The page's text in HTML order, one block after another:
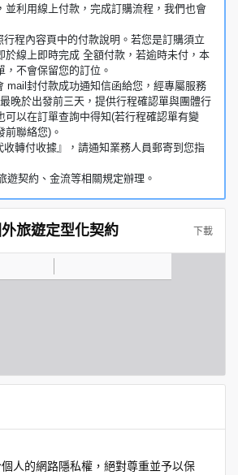
並利用線上付款，完成訂購流程，我們也會
程內容頁中的付款說明。若您是訂購須立
於線上即時完成 全額付款，若逾時未付，本
不會保留您的訂位。
mail封付款成功通知信函給您，經專屬服務
晚於出發前三天，提供行程確認單與團體行
可以在訂單查詢中得知(若行程確認單有變
前聯絡您)。
轉付收據』，請通知業務人員郵寄到您指
遊契約、金流等相關規定辦理。
旅遊定型化契約 下載
人的網路隱私權，絕對尊重並予以保